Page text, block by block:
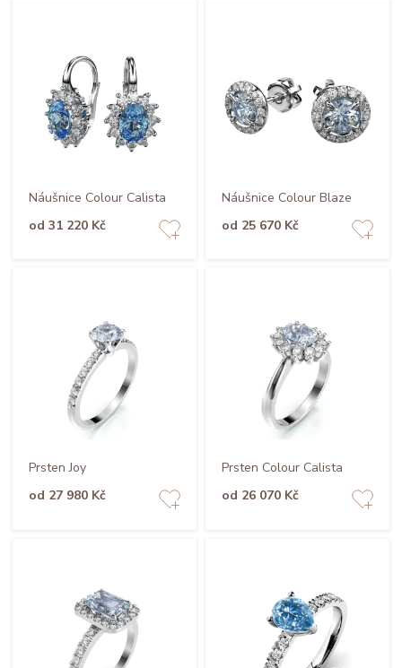
Náušnice Colour Calista
od 31 220 Kč
Náušnice Colour Blaze
od 25 670 Kč
Prsten Joy
od 27 980 Kč
Prsten Colour Calista
od 26 070 Kč